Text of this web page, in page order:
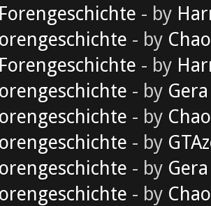
- by
- by
- by
- by Gera
- by
- by
- by Gera
- by